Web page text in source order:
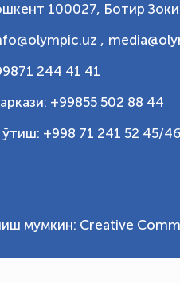
100027, Ботир
,
244 41 41
+99855 502 88 44
ўтиш: +998 71 241 52 45/46
мумкин: Creative